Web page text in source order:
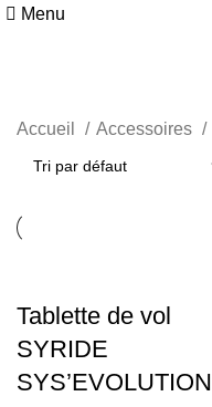
Menu
Accueil Accessoires
Tablette de vol
SYRIDE
SYS’EVOLUTION